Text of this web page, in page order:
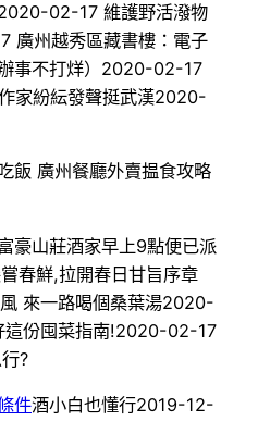
02-17 維護野活潑物
廣州越秀區藏書樓：電子
事不打烊）2020-02-17
家紛紜發聲挺武漢2020-
飯 廣州餐廳外賣揾食攻略
豪山莊酒家早上9點便已派
春鮮,拉開春日甘旨序章
來一路喝個桑葉湯2020-
這份囤菜指南!2020-02-17
?
件酒小白也懂行2019-12-